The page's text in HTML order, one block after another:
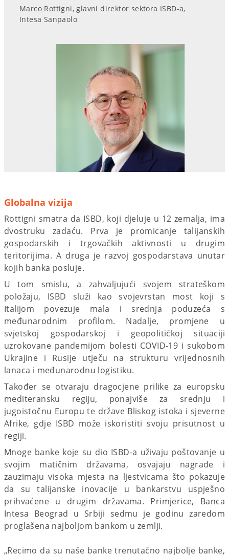
Marco Rottigni, glavni direktor sektora ISBD-a,
Intesa Sanpaolo
Globalna vizija
Rottigni smatra da ISBD, koji djeluje u 12 zemalja, ima
dvostruku zadaću. Prva je promicanje talijanskih
gospodarskih i trgovačkih aktivnosti u drugim
teritorijima. A druga je razvoj gospodarstava unutar
kojih banka posluje.
U tom smislu, a zahvaljujući svojem strateškom
položaju, ISBD služi kao svojevrstan most koji s
Italijom povezuje mala i srednja poduzeća s
međunarodnim profilom. Nadalje, promjene u
svjetskoj gospodarskoj i geopolitičkoj situaciji
uzrokovane pandemijom bolesti COVID-19 i sukobom
Ukrajine i Rusije utječu na strukturu vrijednosnih
lanaca i međunarodnu logistiku.
Također se otvaraju dragocjene prilike za europsku
mediteransku regiju, ponajviše za srednju i
jugoistočnu Europu te države Bliskog istoka i sjeverne
Afrike, gdje ISBD može iskoristiti svoju prisutnost u
regiji.
Mnoge banke koje su dio ISBD-a uživaju poštovanje u
svojim matičnim državama, osvajaju nagrade i
zauzimaju visoka mjesta na ljestvicama što pokazuje
da su talijanske inovacije u bankarstvu uspješno
prihvaćene u drugim državama. Primjerice, Banca
Intesa Beograd u Srbiji sedmu je godinu zaredom
proglašena najboljom bankom u zemlji.
„Recimo da su naše banke trenutačno najbolje banke,